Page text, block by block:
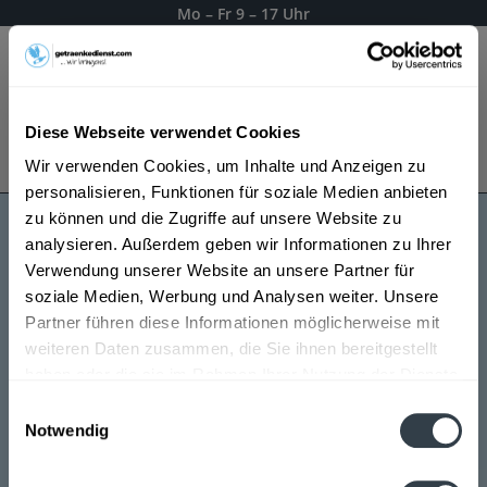
Diese Webseite verwendet Cookies
Wir verwenden Cookies, um Inhalte und Anzeigen zu
personalisieren, Funktionen für soziale Medien anbieten
zu können und die Zugriffe auf unsere Website zu
analysieren. Außerdem geben wir Informationen zu Ihrer
Verwendung unserer Website an unsere Partner für
soziale Medien, Werbung und Analysen weiter. Unsere
Partner führen diese Informationen möglicherweise mit
weiteren Daten zusammen, die Sie ihnen bereitgestellt
Notwendig
Mo – Fr 9 – 17 Uhr
Es gilt unsereDatenschutzerklärung
Kaltenberg